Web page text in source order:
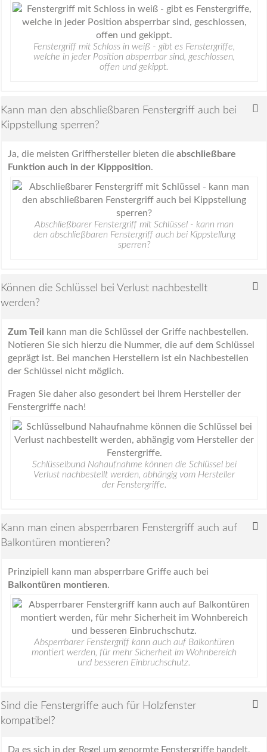
Fenstergriff mit Schloss in weiß - gibt es Fenstergriffe,
welche in jeder Position absperrbar sind, geschlossen,
offen und gekippt.
Kann man den abschließbaren Fenstergriff auch bei
Kippstellung sperren?
Ja, die meisten Griffhersteller bieten die abschließbare
Funktion auch in der Kippposition.
Abschließbarer Fenstergriff mit Schlüssel - kann man
den abschließbaren Fenstergriff auch bei Kippstellung
sperren?
Können die Schlüssel bei Verlust nachbestellt
werden?
Zum Teil
kann man die Schlüssel der Griffe nachbestellen.
Notieren Sie sich hierzu die Nummer, die auf dem Schlüssel
geprägt ist. Bei manchen Herstellern ist ein Nachbestellen
der Schlüssel nicht möglich.
Fragen Sie daher also gesondert bei Ihrem Hersteller der
Fenstergriffe nach!
Schlüsselbund Nahaufnahme können die Schlüssel bei
Verlust nachbestellt werden, abhängig vom Hersteller
der Fenstergriffe.
Kann man einen absperrbaren Fenstergriff auch auf
Balkontüren montieren?
Prinzipiell kann man absperrbare Griffe auch bei
Balkontüren montieren.
Absperrbarer Fenstergriff kann auch auf Balkontüren
montiert werden, für mehr Sicherheit im Wohnbereich
und besseren Einbruchschutz.
Sind die Fenstergriffe auch für Holzfenster
kompatibel?
Da es sich in der Regel um genormte Fenstergriffe handelt,